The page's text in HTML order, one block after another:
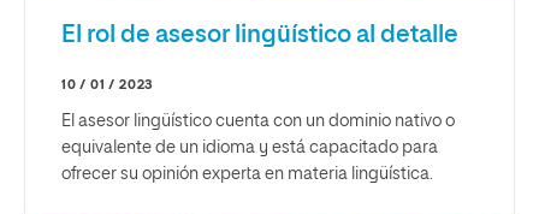
El rol de asesor lingüístico al detalle
10 / 01 / 2023
El asesor lingüístico cuenta con un dominio nativo o
equivalente de un idioma y está capacitado para
ofrecer su opinión experta en materia lingüística.